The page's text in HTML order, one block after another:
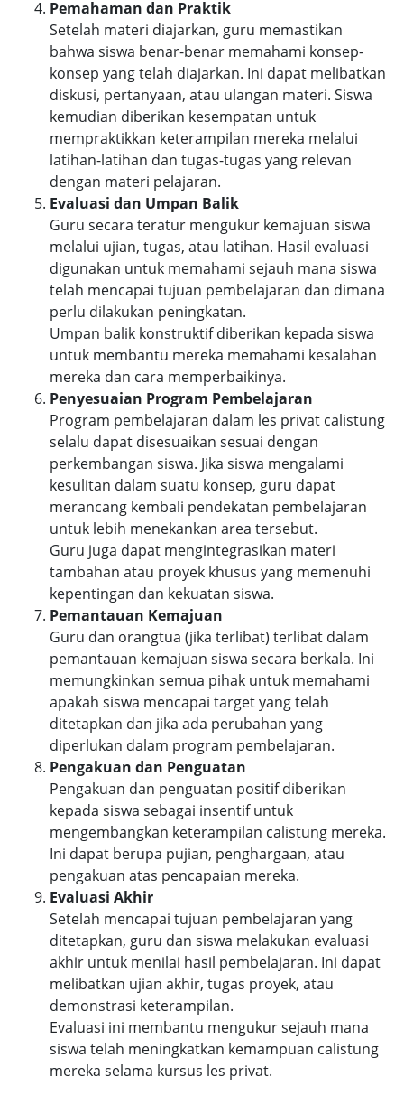
Pemahaman dan Praktik
Setelah materi diajarkan, guru memastikan
bahwa siswa benar-benar memahami konsep-
konsep yang telah diajarkan. Ini dapat melibatkan
diskusi, pertanyaan, atau ulangan materi. Siswa
kemudian diberikan kesempatan untuk
mempraktikkan keterampilan mereka melalui
latihan-latihan dan tugas-tugas yang relevan
dengan materi pelajaran.
Evaluasi dan Umpan Balik
Guru secara teratur mengukur kemajuan siswa
melalui ujian, tugas, atau latihan. Hasil evaluasi
digunakan untuk memahami sejauh mana siswa
telah mencapai tujuan pembelajaran dan dimana
perlu dilakukan peningkatan.
Umpan balik konstruktif diberikan kepada siswa
untuk membantu mereka memahami kesalahan
mereka dan cara memperbaikinya.
Penyesuaian Program Pembelajaran
Program pembelajaran dalam les privat calistung
selalu dapat disesuaikan sesuai dengan
perkembangan siswa. Jika siswa mengalami
kesulitan dalam suatu konsep, guru dapat
merancang kembali pendekatan pembelajaran
untuk lebih menekankan area tersebut.
Guru juga dapat mengintegrasikan materi
tambahan atau proyek khusus yang memenuhi
kepentingan dan kekuatan siswa.
Pemantauan Kemajuan
Guru dan orangtua (jika terlibat) terlibat dalam
pemantauan kemajuan siswa secara berkala. Ini
memungkinkan semua pihak untuk memahami
apakah siswa mencapai target yang telah
ditetapkan dan jika ada perubahan yang
diperlukan dalam program pembelajaran.
Pengakuan dan Penguatan
Pengakuan dan penguatan positif diberikan
kepada siswa sebagai insentif untuk
mengembangkan keterampilan calistung mereka.
Ini dapat berupa pujian, penghargaan, atau
pengakuan atas pencapaian mereka.
Evaluasi Akhir
Setelah mencapai tujuan pembelajaran yang
ditetapkan, guru dan siswa melakukan evaluasi
akhir untuk menilai hasil pembelajaran. Ini dapat
melibatkan ujian akhir, tugas proyek, atau
demonstrasi keterampilan.
Evaluasi ini membantu mengukur sejauh mana
siswa telah meningkatkan kemampuan calistung
mereka selama kursus les privat.